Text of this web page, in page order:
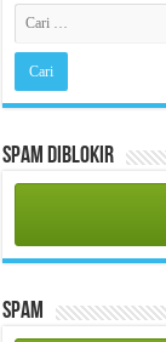
Spam Diblokir
Spam